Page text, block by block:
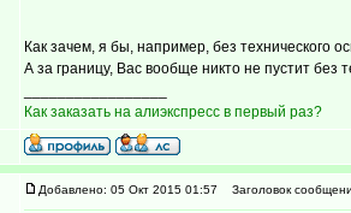
Как зачем, я бы, например, без технического
А за границу, Вас вообще никто не пустит без
Как заказать на алиэкспресс в первый раз?
Добавлено: 05 Окт 2015 01:57 Заголовок